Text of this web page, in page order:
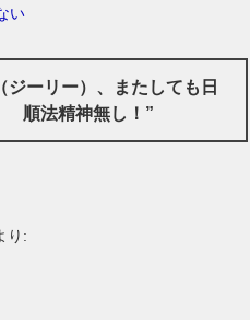
い
ーリー）、またしても日
順法精神無し！”
り: